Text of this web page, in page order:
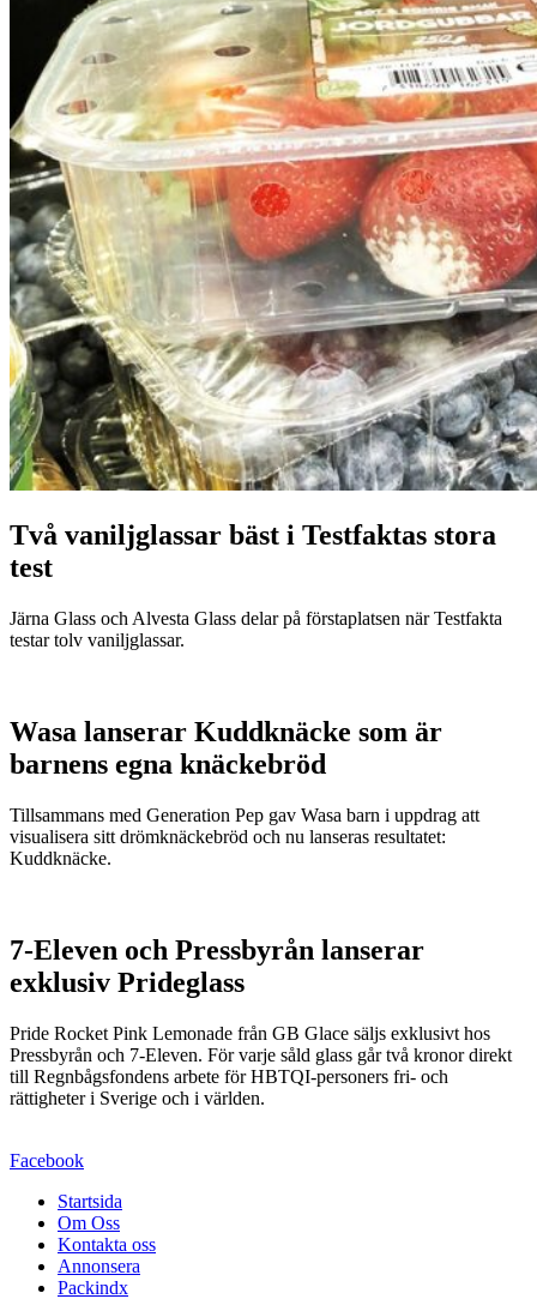
Två vaniljglassar bäst i Testfaktas stora
test
Järna Glass och Alvesta Glass delar på förstaplatsen när Testfakta
testar tolv vaniljglassar.
Wasa lanserar Kuddknäcke som är
barnens egna knäckebröd
Tillsammans med Generation Pep gav Wasa barn i uppdrag att
visualisera sitt drömknäckebröd och nu lanseras resultatet:
Kuddknäcke.
7-Eleven och Pressbyrån lanserar
exklusiv Prideglass
Pride Rocket Pink Lemonade från GB Glace säljs exklusivt hos
Pressbyrån och 7-Eleven. För varje såld glass går två kronor direkt
till Regnbågsfondens arbete för HBTQI-personers fri- och
rättigheter i Sverige och i världen.
Facebook
Startsida
Om Oss
Kontakta oss
Annonsera
Packindx